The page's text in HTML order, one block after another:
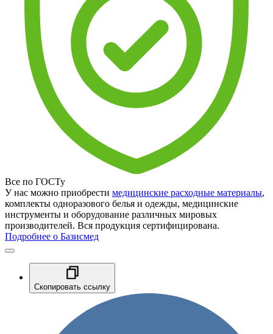
Все по ГОСТу
У нас можно приобрести медицинские расходные материалы,
комплекты одноразового белья и одежды, медицинские
инструменты и оборудование различных мировых
производителей. Вся продукция сертифицирована.
Подробнее о Базисмед
Скопировать ссылку